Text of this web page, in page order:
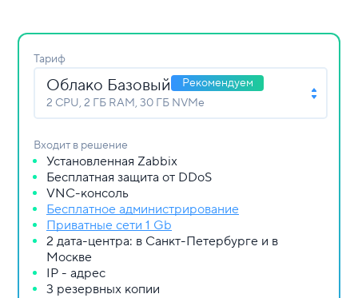
Тариф
Облако Базовый
Рекомендуем
2 СPU, 2 ГБ RAM, 30 ГБ NVMe
Входит в решение
Установленная Zabbix
Бесплатная защита от DDoS
VNC-консоль
Бесплатное администрирование
Приватные сети 1 Gb
2 дата-центра: в Санкт-Петербурге и в
Москве
IP - адрес
3 резервных копии